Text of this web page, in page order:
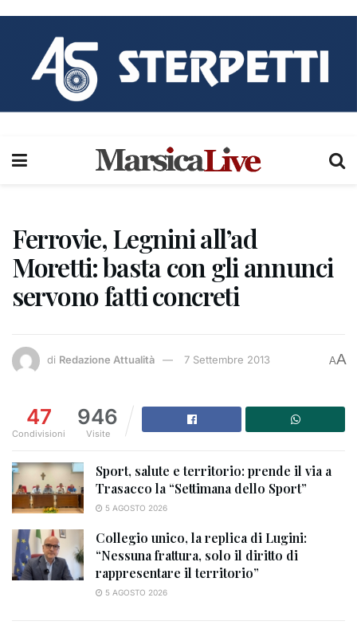
Ferrovie, Legnini all’ad
Moretti: basta con gli annunci
servono fatti concreti
di Redazione Attualità 7 Settembre 2013 AA
47
Condivisioni
946
Visite
Sport, salute e territorio: prende il via a
Trasacco la “Settimana dello Sport”
5 AGOSTO 2026
Collegio unico, la replica di Lugini:
“Nessuna frattura, solo il diritto di
rappresentare il territorio”
5 AGOSTO 2026